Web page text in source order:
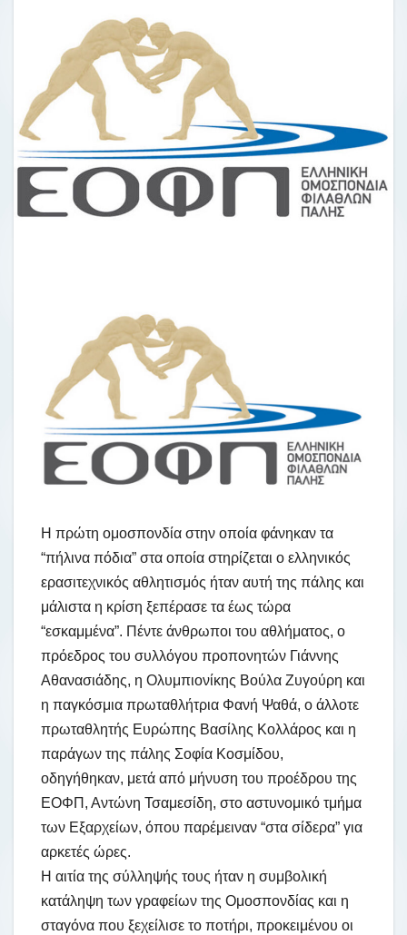
Η πρώτη ομοσπονδία στην οποία φάνηκαν τα
“πήλινα πόδια” στα οποία στηρίζεται ο ελληνικός
ερασιτεχνικός αθλητισμός ήταν αυτή της πάλης και
μάλιστα η κρίση ξεπέρασε τα έως τώρα
“εσκαμμένα”. Πέντε άνθρωποι του αθλήματος, ο
πρόεδρος του συλλόγου προπονητών Γιάννης
Αθανασιάδης, η Ολυμπιονίκης Βούλα Ζυγούρη και
η παγκόσμια πρωταθλήτρια Φανή Ψαθά, ο άλλοτε
πρωταθλητής Ευρώπης Βασίλης Κολλάρος και η
παράγων της πάλης Σοφία Κοσμίδου,
οδηγήθηκαν, μετά από μήνυση του προέδρου της
ΕΟΦΠ, Αντώνη Τσαμεσίδη, στο αστυνομικό τμήμα
των Εξαρχείων, όπου παρέμειναν “στα σίδερα” για
αρκετές ώρες.
Η αιτία της σύλληψής τους ήταν η συμβολική
κατάληψη των γραφείων της Ομοσπονδίας και η
σταγόνα που ξεχείλισε το ποτήρι, προκειμένου οι